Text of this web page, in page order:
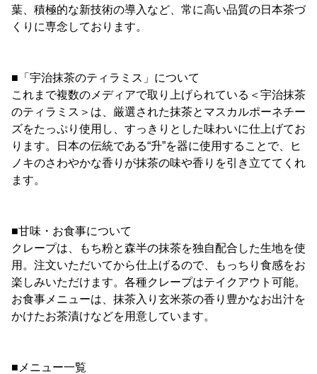
葉、積極的な新技術の導入など、常に高い品質の日本茶づ
くりに専念しております。
■「宇治抹茶のティラミス」について
これまで複数のメディアで取り上げられている＜宇治抹茶
のティラミス＞は、厳選された抹茶とマスカルポーネチー
ズをたっぷり使用し、すっきりとした味わいに仕上げてお
ります。日本の伝統である“升”を器に使用することで、ヒ
ノキのさわやかな香りが抹茶の味や香りを引き立ててくれ
ます。
■甘味・お食事について
クレープは、もち粉と森半の抹茶を独自配合した生地を使
用。注文いただいてから仕上げるので、もっちり食感をお
楽しみいただけます。各種クレープはテイクアウト可能。
お食事メニューは、抹茶入り玄米茶の香り豊かなお出汁を
かけたお茶漬けなどを用意しています。
■メニュー一覧